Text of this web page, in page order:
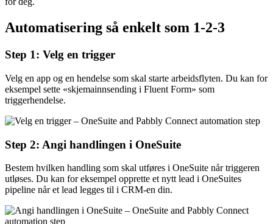
Automatisering så enkelt som 1-2-3
Step 1: Velg en trigger
Velg en app og en hendelse som skal starte arbeidsflyten. Du kan for
eksempel sette «skjemainnsending i Fluent Form» som
triggerhendelse.
Step 2: Angi handlingen i OneSuite
Bestem hvilken handling som skal utføres i OneSuite når triggeren
utløses. Du kan for eksempel opprette et nytt lead i OneSuites
pipeline når et lead legges til i CRM-en din.